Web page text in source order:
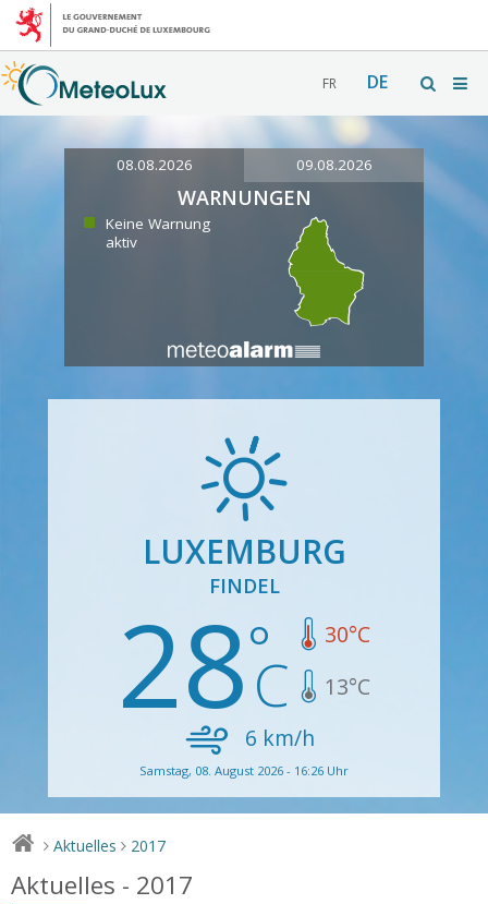
FR DE
08.08.2026 09.08.2026
WARNUNGEN
Keine Warnung
aktiv
LUXEMBURG
FINDEL
28 30°C
13°C
6 km/h
Samstag, 08. August 2026 - 16:26 Uhr
> Aktuelles > 2017
Aktuelles - 2017